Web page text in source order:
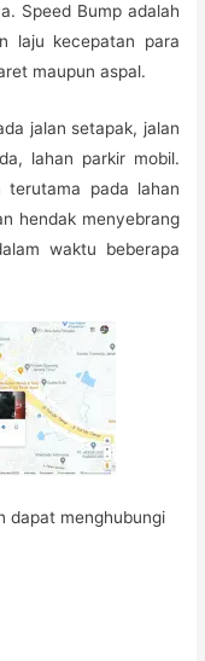
Speed Bump adalah
laju kecepatan para
maupun aspal.
jalan setapak, jalan
lahan parkir mobil.
terutama pada lahan
hendak menyebrang
waktu beberapa
dapat menghubungi